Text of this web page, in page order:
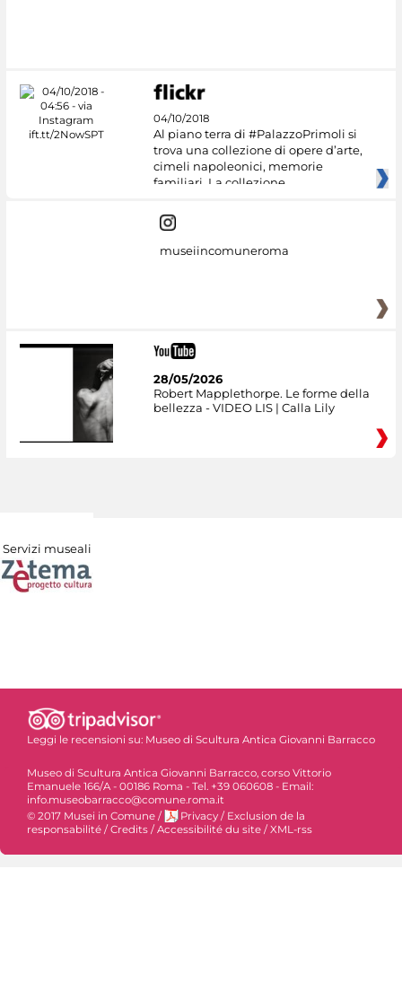
04/10/2018
Al piano terra di #PalazzoPrimoli si
trova una collezione di opere d’arte,
cimeli napoleonici, memorie
familiari. La collezione
museiincomuneroma
28/05/2026
Robert Mapplethorpe. Le forme della
bellezza - VIDEO LIS | Calla Lily
Servizi museali
Leggi le recensioni su: Museo di Scultura Antica Giovanni Barracco
Museo di Scultura Antica Giovanni Barracco, corso Vittorio
Emanuele 166/A - 00186 Roma - Tel. +39 060608 - Email:
info.museobarracco@comune.roma.it
© 2017 Musei in Comune / Privacy / Exclusion de la
responsabilité / Credits / Accessibilité du site / XML-rss